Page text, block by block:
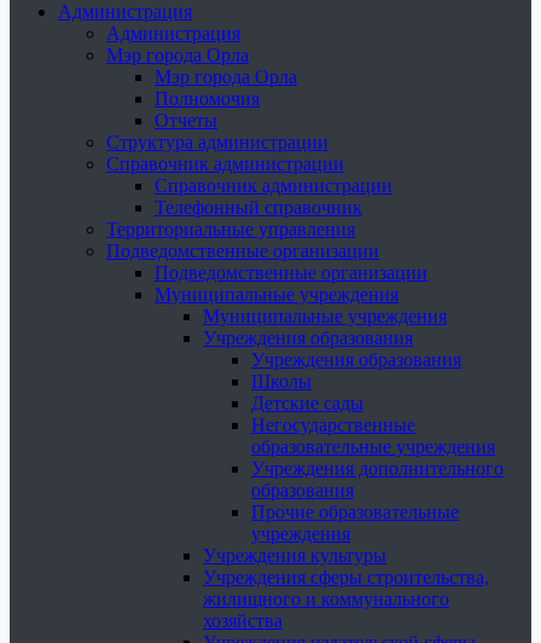
Администрация
Администрация
Мэр города Орла
Мэр города Орла
Полномочия
Отчеты
Структура администрации
Справочник администрации
Справочник администрации
Телефонный справочник
Территориальные управления
Подведомственные организации
Подведомственные организации
Муниципальные учреждения
Муниципальные учреждения
Учреждения образования
Учреждения образования
Школы
Детские сады
Негосударственные
образовательные учреждения
Учреждения дополнительного
образования
Прочие образовательные
учреждения
Учреждения культуры
Учреждения сферы строительства,
жилищного и коммунального
хозяйства